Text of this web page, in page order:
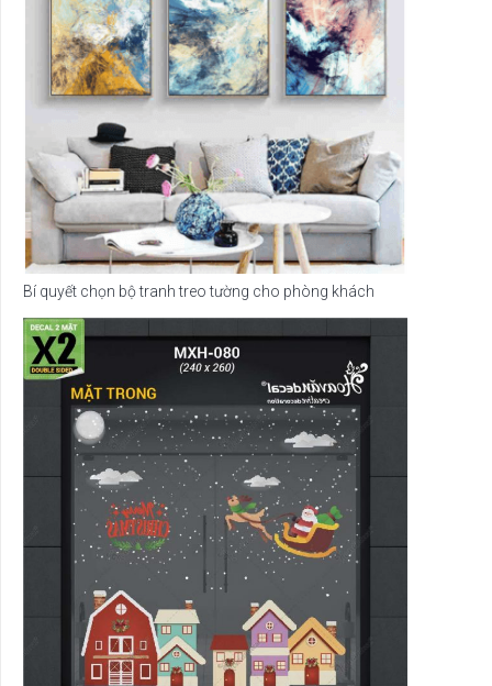
Bí quyết chọn bộ tranh treo tường cho phòng khách